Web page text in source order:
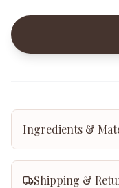
Ingredients &
Shipping &